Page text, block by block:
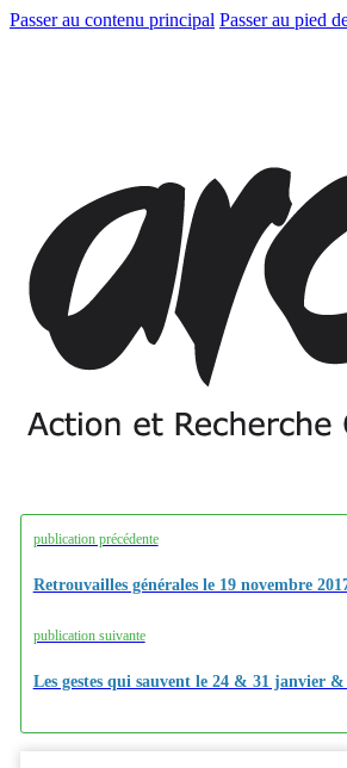
Passer au contenu principal Passer au pied
publication précédente
Retrouvailles générales le 19 novembre
publication suivante
Les gestes qui sauvent le 24 & 31 janvier